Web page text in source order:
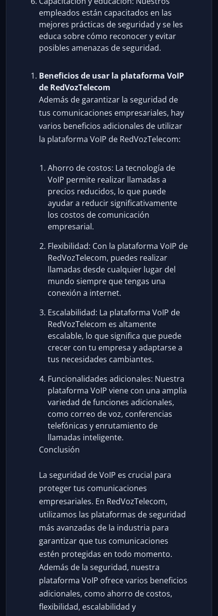
empleados están capacitados en las
mejores prácticas de seguridad y se les
educa sobre cómo reconocer y evitar
posibles amenazas de seguridad.
Beneficios de usar la plataforma VoIP
de RedVozTelecom
Además de garantizar la seguridad de
tus comunicaciones empresariales, hay
varios beneficios adicionales de utilizar
la plataforma VoIP de RedVozTelecom:
Ahorro de costos: La tecnología de
VoIP permite realizar llamadas a
precios reducidos, lo que puede
ayudar a reducir significativamente
los costos de comunicación
empresarial.
Flexibilidad: Con la plataforma VoIP de
RedVozTelecom, puedes realizar
llamadas desde cualquier lugar del
mundo siempre que tengas una
conexión a internet.
Escalabilidad: La plataforma VoIP de
RedVozTelecom es altamente
escalable, lo que significa que puede
crecer con tu empresa y adaptarse a
tus necesidades cambiantes.
Funcionalidades adicionales: Nuestra
plataforma VoIP viene con una amplia
variedad de funciones adicionales,
como correo de voz, conferencias
telefónicas y enrutamiento de
llamadas inteligente.
Conclusión
La seguridad de VoIP es crucial para
proteger tus comunicaciones
empresariales. En RedVozTelecom,
utilizamos las plataformas de seguridad
más avanzadas de la industria para
garantizar que tus comunicaciones
estén protegidas en todo momento.
Además de la seguridad, nuestra
plataforma VoIP ofrece varios beneficios
adicionales, como ahorro de costos,
flexibilidad, escalabilidad y